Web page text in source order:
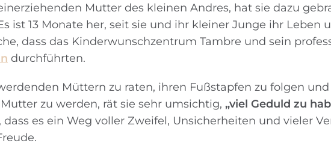
Mutter des kleinen Andres, hat sie dazu
ist 13 Monate her, seit sie und ihr kleiner Junge ihr Leben
dass das Kinderwunschzentrum Tambre und sein
durchführten.
Müttern zu raten, ihren Fußstapfen zu folgen und
zu werden, rät sie sehr umsichtig, „viel Geduld zu
dass es ein Weg voller Zweifel, Unsicherheiten und vieler